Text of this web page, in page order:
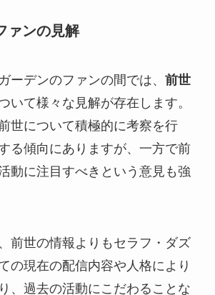
ァンの見解
ーデンのファンの間では、 前世
いて様々な見解が存在します。
世について積極的に考察を行
る傾向にありますが、一方で前
動に注目すべきという意見も強
前世の情報よりもセラフ・ダズ
の現在の配信内容や人格により
、過去の活動にこだわることな